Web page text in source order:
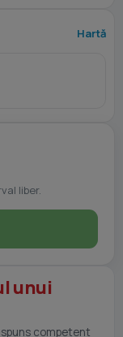
Hartă
liber.
unui
competent